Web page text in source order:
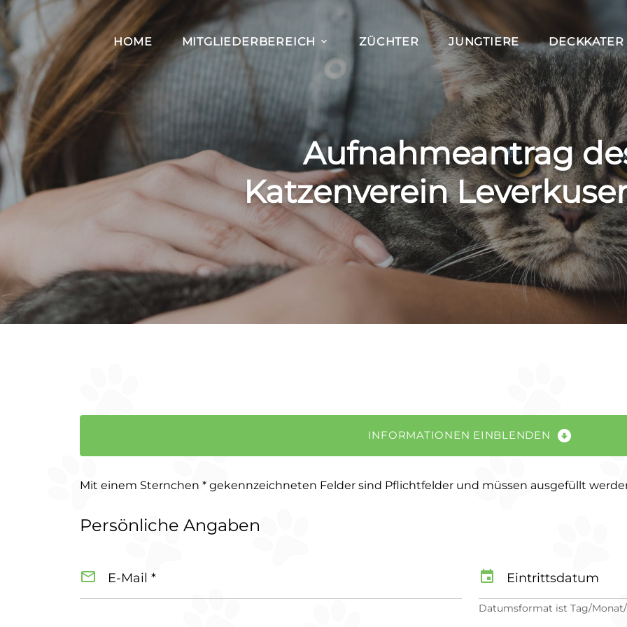
HOME MITGLIEDERBEREICH ZÜCHTER JUNGTIERE DECKKATER
Aufnahmeantrag
Katzenverein
INFORMATIONEN EINBLENDEN
Mit einem Sternchen * gekennzeichneten Felder sind Pflichtfelder und müssen ausgefüllt
Persönliche Angaben
E-Mail * Eintrittsdatum
Datumsformat ist Tag/Monat/